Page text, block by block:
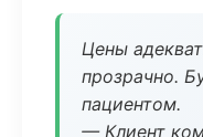
Цены
прозрачно.
пациентом.
— Клиент